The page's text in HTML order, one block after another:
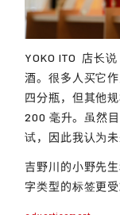
YOKO ITO 店长
酒。很多人买它
四分瓶，但其他
200 毫升。虽然
试，因此我认为
吉野川的小野先
字类型的标签更受